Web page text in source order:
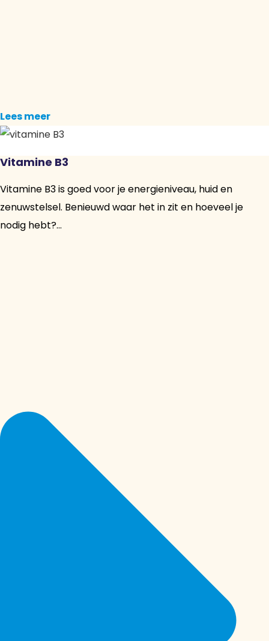
Lees meer
Vitamine B3
Vitamine B3 is goed voor je energieniveau, huid en
zenuwstelsel. Benieuwd waar het in zit en hoeveel je
nodig hebt?...